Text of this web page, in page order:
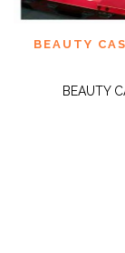
BEAUTY
BEAUTY